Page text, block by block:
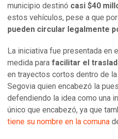
municipio destinó casi $40
estos vehículos, pese a que
pueden circular legalmente
La iniciativa fue presentada en
medida para facilitar el
en trayectos cortos dentro de
Segovia quien encabezó la
defendiendo la idea como una
único que encabezó, ya que
tiene su nombre en la comuna